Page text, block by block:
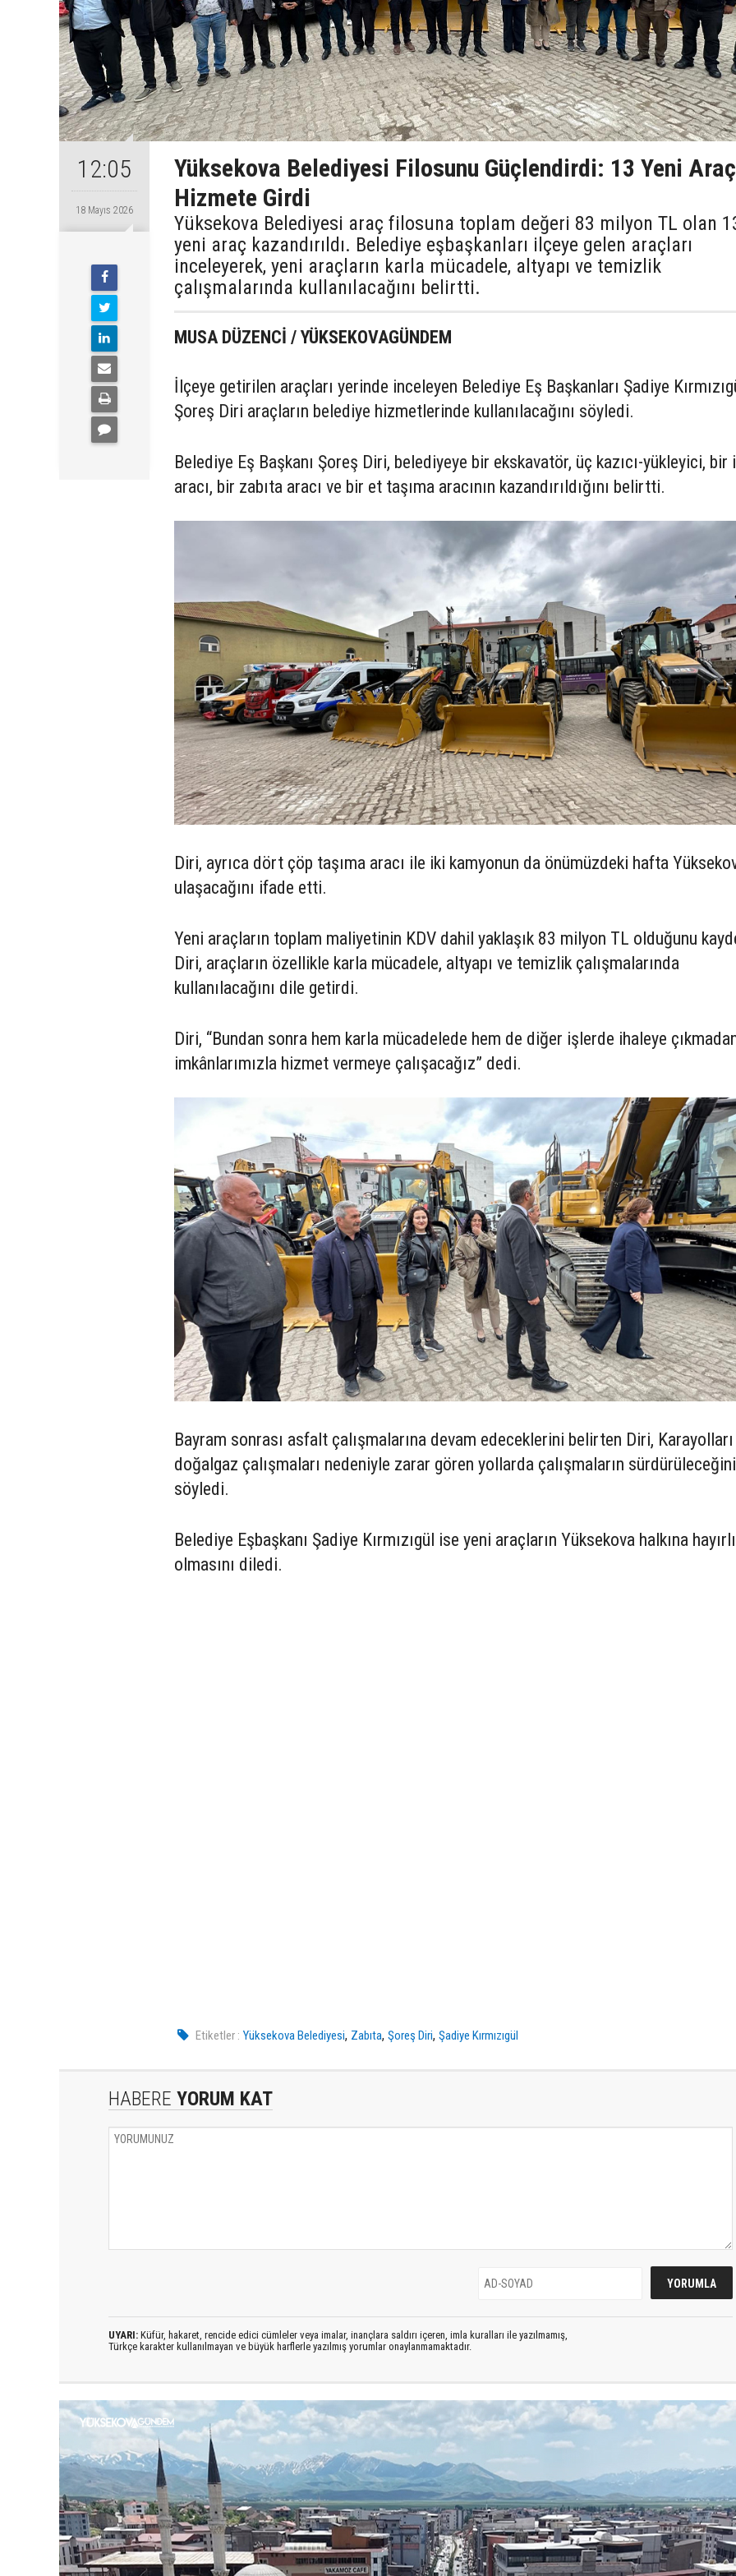
12:05
18 Mayıs 2026
Yüksekova Belediyesi Filosunu Güçlendirdi: 13 Yeni Araç
Hizmete Girdi
Yüksekova Belediyesi araç filosuna toplam değeri 83 milyon TL olan
yeni araç kazandırıldı. Belediye eşbaşkanları ilçeye gelen araçları
inceleyerek, yeni araçların karla mücadele, altyapı ve temizlik
çalışmalarında kullanılacağını belirtti.
MUSA DÜZENCİ / YÜKSEKOVAGÜNDEM
İlçeye getirilen araçları yerinde inceleyen Belediye Eş Başkanları Şadiye
Şoreş Diri araçların belediye hizmetlerinde kullanılacağını söyledi.
Belediye Eş Başkanı Şoreş Diri, belediyeye bir ekskavatör, üç kazıcı-yükleyici,
aracı, bir zabıta aracı ve bir et taşıma aracının kazandırıldığını belirtti.
Diri, ayrıca dört çöp taşıma aracı ile iki kamyonun da önümüzdeki hafta
ulaşacağını ifade etti.
Yeni araçların toplam maliyetinin KDV dahil yaklaşık 83 milyon TL olduğunu
Diri, araçların özellikle karla mücadele, altyapı ve temizlik çalışmalarında
kullanılacağını dile getirdi.
Diri, “Bundan sonra hem karla mücadelede hem de diğer işlerde ihaleye
imkânlarımızla hizmet vermeye çalışacağız” dedi.
Bayram sonrası asfalt çalışmalarına devam edeceklerini belirten Diri,
doğalgaz çalışmaları nedeniyle zarar gören yollarda çalışmaların sürdürüleceğini
söyledi.
Belediye Eşbaşkanı Şadiye Kırmızıgül ise yeni araçların Yüksekova halkına hayırlı
olmasını diledi.
Etiketler : Yüksekova Belediyesi, Zabıta,Şoreş Diri,Şadiye Kırmızıgül
HABERE YORUM KAT
UYARI: Küfür, hakaret, rencide edici cümleler veya imalar, inançlara saldırı içeren, imla kuralları ile yazılmamış,
Türkçe karakter kullanılmayan ve büyük harflerle yazılmış yorumlar onaylanmamaktadır.